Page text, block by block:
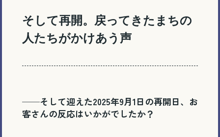
そして再開。戻ってきたまちの
人たちがかけあう声
──そして迎えた2025年9月1日の再開日、お
客さんの反応はいかがでしたか？